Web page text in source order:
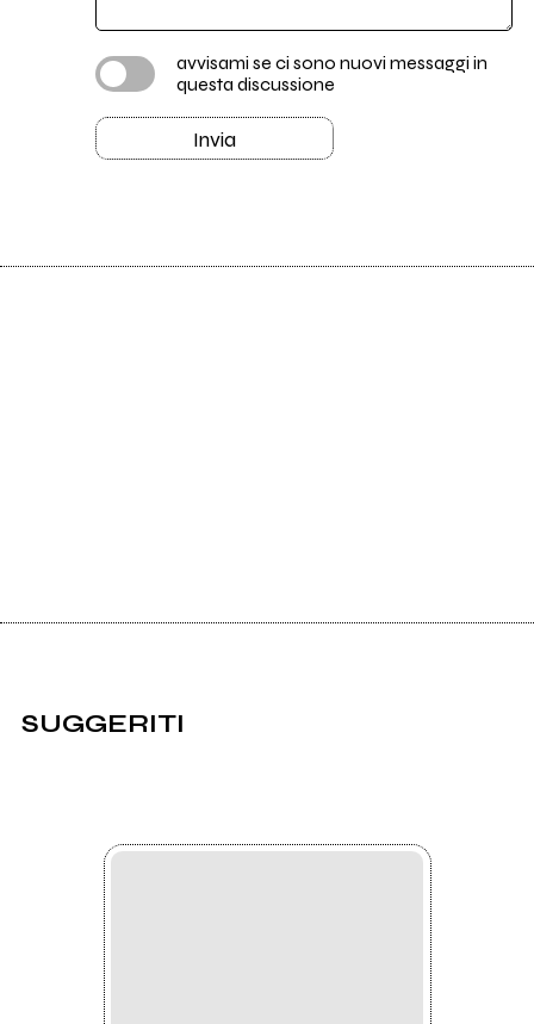
avvisami se ci sono nuovi messaggi in
questa discussione
Invia
SUGGERITI